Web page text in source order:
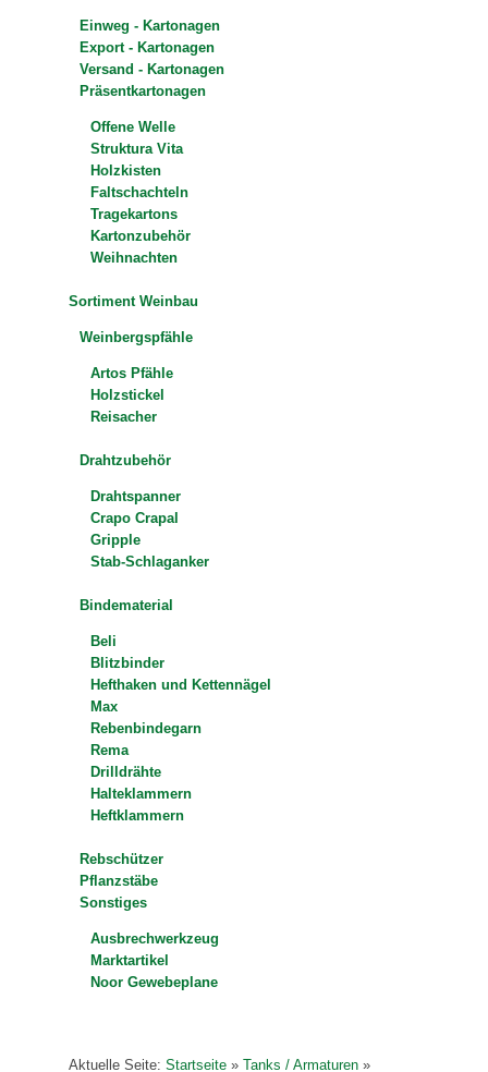
Einweg - Kartonagen
Export - Kartonagen
Versand - Kartonagen
Präsentkartonagen
Offene Welle
Struktura Vita
Holzkisten
Faltschachteln
Tragekartons
Kartonzubehör
Weihnachten
Sortiment Weinbau
Weinbergspfähle
Artos Pfähle
Holzstickel
Reisacher
Drahtzubehör
Drahtspanner
Crapo Crapal
Gripple
Stab-Schlaganker
Bindematerial
Beli
Blitzbinder
Hefthaken und Kettennägel
Max
Rebenbindegarn
Rema
Drilldrähte
Halteklammern
Heftklammern
Rebschützer
Pflanzstäbe
Sonstiges
Ausbrechwerkzeug
Marktartikel
Noor Gewebeplane
Aktuelle Seite:Startseite »Tanks / Armaturen »